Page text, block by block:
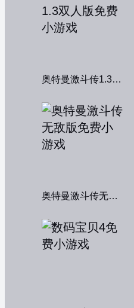
奥特曼激斗传1.3双人版
奥特曼激斗传无敌版